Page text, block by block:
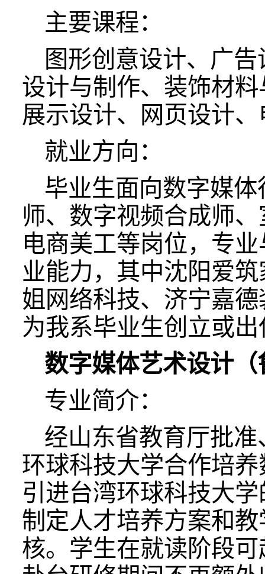
主要课程：
图形创意设计、广
设计与制作、装饰材
展示设计、网页设计
就业方向：
毕业生面向数字媒
师、数字视频合成师
电商美工等岗位，专
业能力，其中沈阳爱
姐网络科技、济宁嘉
为我系毕业生创立或
数字媒体艺术设计
专业简介：
经山东省教育厅批
环球科技大学合作培
引进台湾环球科技大
制定人才培养方案和
核。学生在就读阶段